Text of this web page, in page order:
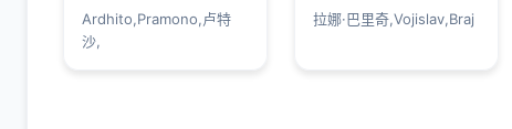
Ardhito,Pramono,卢特
沙,
拉娜·巴里奇,Vojislav,Braj